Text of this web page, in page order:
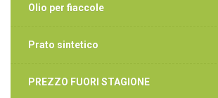
Olio per fiaccole
Prato sintetico
PREZZO FUORI STAGIONE